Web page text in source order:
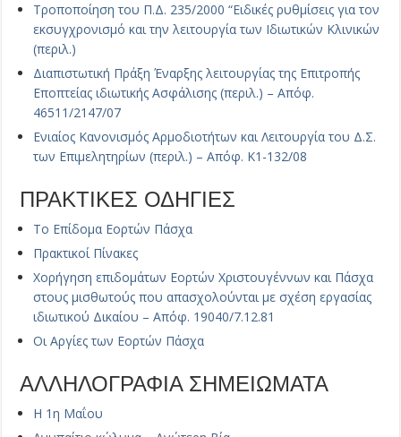
Τροποποίηση του Π.Δ. 235/2000 “Ειδικές ρυθμίσεις για τον
εκσυγχρονισμό και την λειτουργία των Ιδιωτικών Κλινικών
(περιλ.)
Διαπιστωτική Πράξη Έναρξης λειτουργίας της Επιτροπής
Εποπτείας ιδιωτικής Ασφάλισης (περιλ.) – Απόφ.
46511/2147/07
Ενιαίος Κανονισμός Αρμοδιοτήτων και Λειτουργία του Δ.Σ.
των Επιμελητηρίων (περιλ.) – Απόφ. Κ1-132/08
ΠΡΑΚΤΙΚΕΣ ΟΔΗΓΙΕΣ
Το Επίδομα Εορτών Πάσχα
Πρακτικοί Πίνακες
Χορήγηση επιδομάτων Εορτών Χριστουγέννων και Πάσχα
στους μισθωτούς που απασχολούνται με σχέση εργασίας
ιδιωτικού Δικαίου – Απόφ. 19040/7.12.81
Οι Αργίες των Εορτών Πάσχα
ΑΛΛΗΛΟΓΡΑΦΙΑ ΣΗΜΕΙΩΜΑΤΑ
Η 1η Μαΐου